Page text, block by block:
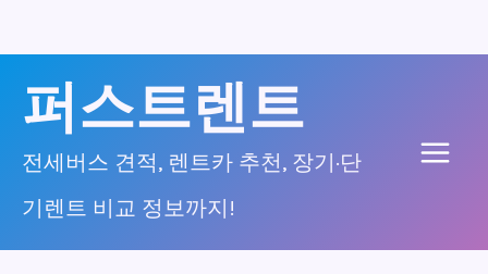
너
퍼스트렌트
전세버스 견적, 렌트카 추천, 장기·단
기렌트 비교 정보까지!